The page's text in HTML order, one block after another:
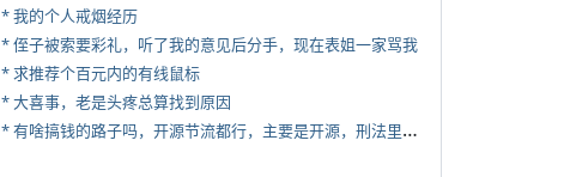
* 我的个人戒烟经历
* 侄子被索要彩礼，听了我的意见后分手，现在表姐一家骂我
* 求推荐个百元内的有线鼠标
* 大喜事，老是头疼总算找到原因
*
有啥搞钱的路子吗，开源节流都行，主要是开源，刑法里的咱不做